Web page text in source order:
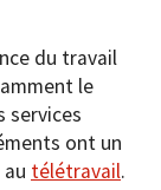
du travail
le
services
ont un
télétravail.